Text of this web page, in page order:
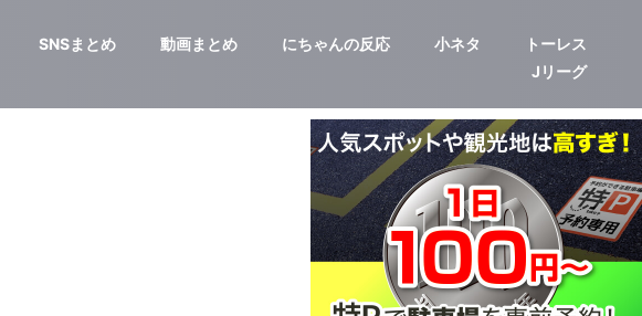
SNSまとめ 動画まとめ にちゃんの反応 小ネタ
トーレス
Jリーグ